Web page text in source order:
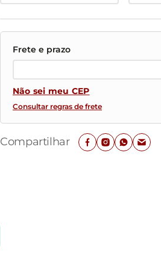
Não sei meu CEP
Consultar regras de frete
Compartilhar